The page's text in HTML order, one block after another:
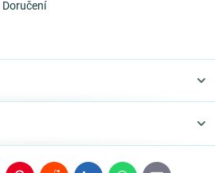
Doručení